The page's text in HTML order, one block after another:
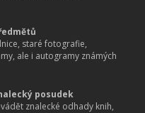
staré fotografie,
ale i autogramy známých
posudek
znalecké odhady knih,